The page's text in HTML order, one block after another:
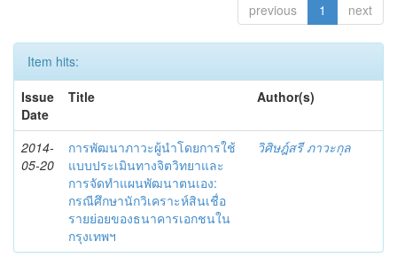
previous 1 next
Item hits:
Issue
Date
Title Author(s)
2014-
05-20
การพัฒนาภาวะผู้นำโดยการใช้
แบบประเมินทางจิตวิทยาและ
การจัดทำแผนพัฒนาตนเอง:
กรณีศึกษานักวิเคราะห์สินเชื่อ
รายย่อยของธนาคารเอกชนใน
กรุงเทพฯ
วิศิษฎ์สรี ภาวะกุล